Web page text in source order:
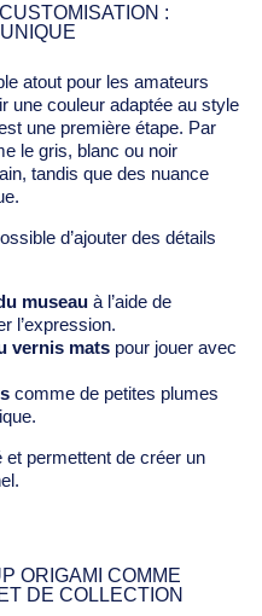
:
atout pour les amateurs
une couleur adaptée au style
une première étape. Par
le gris, blanc ou noir
tandis que des nuance
d’ajouter des détails
museau à l’aide de
l’expression.
vernis mats pour jouer avec
comme de petites plumes
et permettent de créer un
ORIGAMI COMME
DE COLLECTION